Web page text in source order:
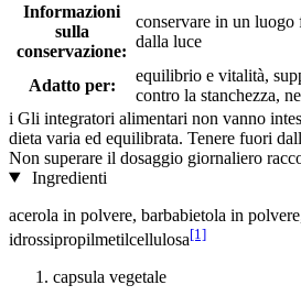
Informazioni
sulla
conservazione:
conservare in un luogo
dalla luce
Adatto per:
equilibrio e vitalità,
contro la stanchezza,
i Gli integratori alimentari non vanno
dieta varia ed equilibrata. Tenere fuori
Non superare il dosaggio giornaliero
Ingredienti
acerola in polvere, barbabietola in
idrossipropilmetilcellulosa[1]
capsula vegetale